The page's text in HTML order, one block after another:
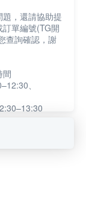
，還請協助提
單編號(TG開
查詢確認，謝
間
、
已讀訊息，如